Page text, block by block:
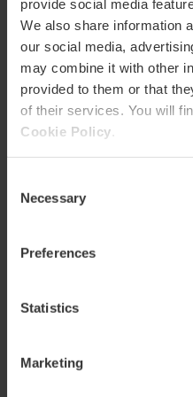
provide social media
We also share information
our social media,
may combine it with other
provided to them or that
of their services. You will
Cookie Policy
Selection
Necessary
Preferences
Statistics
Marketing
Vivez les Fallas
un véritable
Plongez au cœur des
rendent ces fêtes
la gastronomie typique,
falleros connaissent.